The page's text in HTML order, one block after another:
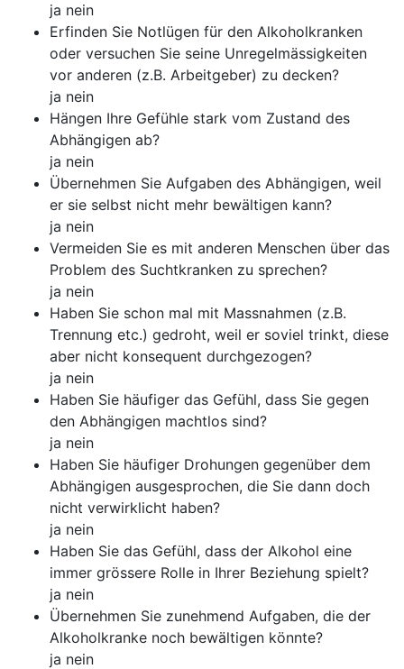
ja nein
Erfinden Sie Notlügen für den Alkoholkranken
oder versuchen Sie seine Unregelmässigkeiten
vor anderen (z.B. Arbeitgeber) zu decken?
ja nein
Hängen Ihre Gefühle stark vom Zustand des
Abhängigen ab?
ja nein
Übernehmen Sie Aufgaben des Abhängigen, weil
er sie selbst nicht mehr bewältigen kann?
ja nein
Vermeiden Sie es mit anderen Menschen über das
Problem des Suchtkranken zu sprechen?
ja nein
Haben Sie schon mal mit Massnahmen (z.B.
Trennung etc.) gedroht, weil er soviel trinkt, diese
aber nicht konsequent durchgezogen?
ja nein
Haben Sie häufiger das Gefühl, dass Sie gegen
den Abhängigen machtlos sind?
ja nein
Haben Sie häufiger Drohungen gegenüber dem
Abhängigen ausgesprochen, die Sie dann doch
nicht verwirklicht haben?
ja nein
Haben Sie das Gefühl, dass der Alkohol eine
immer grössere Rolle in Ihrer Beziehung spielt?
ja nein
Übernehmen Sie zunehmend Aufgaben, die der
Alkoholkranke noch bewältigen könnte?
ja nein